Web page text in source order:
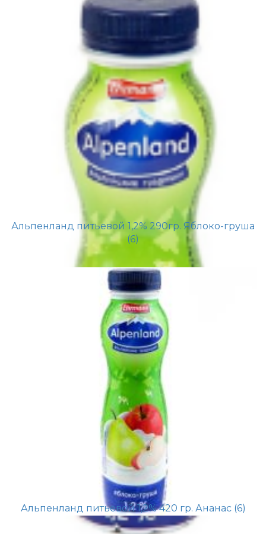
Альпенланд питьевой 1,2% 290гр. Яблоко-груша
(6)
Альпенланд питьевой 1,2% 420 гр. Ананас (6)